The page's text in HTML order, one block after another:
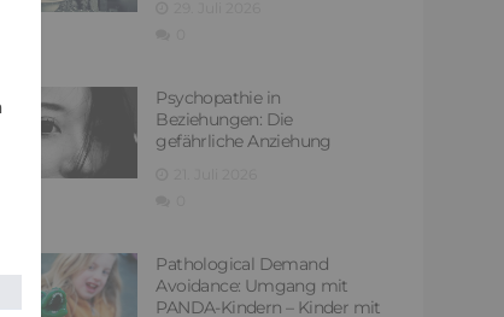
Psychopathie in
Beziehungen: Die
gefährliche Anziehung
Pathological Demand
Avoidance: Umgang mit
PANDA-Kindern – Kinder mit